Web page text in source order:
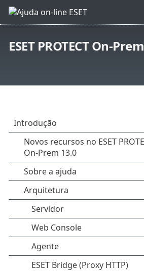
ESET PROTECT On-Prem